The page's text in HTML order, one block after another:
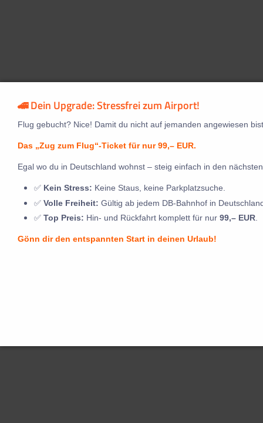
🚄 Dein Upgrade: Stressfrei zum Airport!
Flug gebucht? Nice! Damit du nicht auf jemanden angewiesen
Das „Zug zum Flug“-Ticket für nur 99,– EUR.
Egal wo du in Deutschland wohnst – steig einfach in den
✅ Kein Stress: Keine Staus, keine Parkplatzsuche.
✅ Volle Freiheit: Gültig ab jedem DB-Bahnhof in
✅ Top Preis: Hin- und Rückfahrt komplett für nur 99,– EUR.
Gönn dir den entspannten Start in deinen Urlaub!